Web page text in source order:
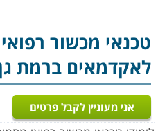
טכנאי מכשור רפואי
לאקדמאים ברמת
אני מעוניין לקבל פרטים